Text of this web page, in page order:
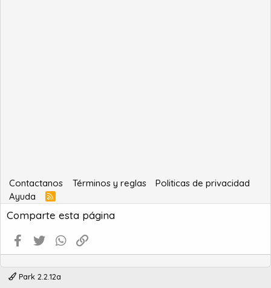
Contactanos Términos y reglas
Politicas de privacidad
Ayuda
R
S
S
Comparte esta página
Facebook
Twitter WhatsApp
Park 2.2.12a